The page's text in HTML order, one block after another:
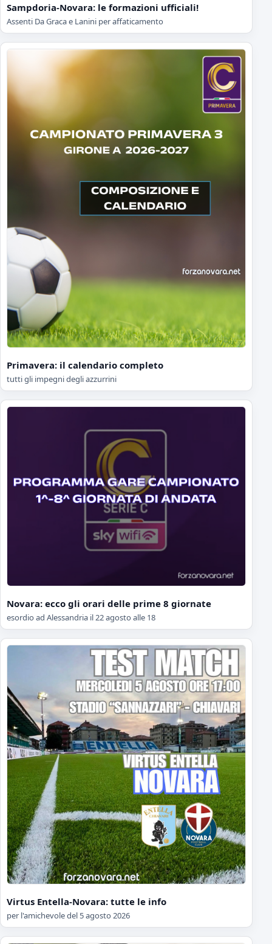
Sampdoria-Novara: le formazioni ufficiali!
Assenti Da Graca e Lanini per affaticamento
Primavera: il calendario completo
tutti gli impegni degli azzurrini
Novara: ecco gli orari delle prime 8 giornate
esordio ad Alessandria il 22 agosto alle 18
Virtus Entella-Novara: tutte le info
per l'amichevole del 5 agosto 2026